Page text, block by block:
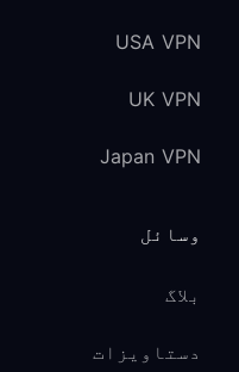
USA VPN
UK VPN
Japan VPN
وسائل
بلاگ
دستاویزات